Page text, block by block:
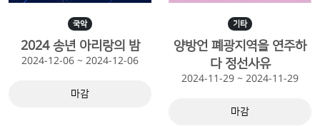
국악
2024 송년 아리랑의 밤
2024-12-06 ~ 2024-12-06
마감
기타
양방언 폐광지역을 연주하
다 정선사유
2024-11-29 ~ 2024-11-29
마감